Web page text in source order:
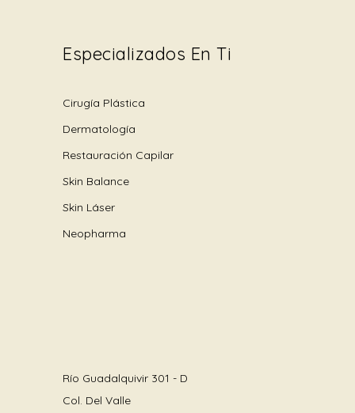
Especializados En Ti
Cirugía Plástica
Dermatología
Restauración Capilar
Skin Balance
Skin Láser
Neopharma
Río Guadalquivir 301 - D
Col. Del Valle